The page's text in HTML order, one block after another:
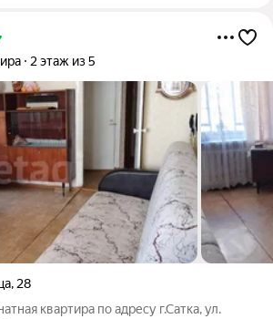
2 этаж из 5
, 28
квартира по адресу г.Сатка, ул.